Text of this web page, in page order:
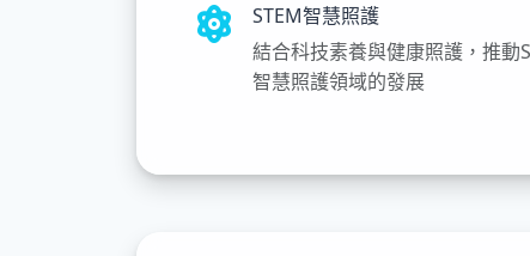
STEM智慧照護
結合科技素養與健康照護，推動
智慧照護領域的發展